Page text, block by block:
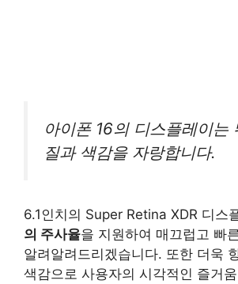
아이폰 16의 디스플레이는
질과 색감을 자랑합니다.
6.1인치의 Super Retina XDR 디스
의 주사율을 지원하여 매끄럽고 빠
알려알려드리겠습니다. 또한 더욱
색감으로 사용자의 시각적인 즐거